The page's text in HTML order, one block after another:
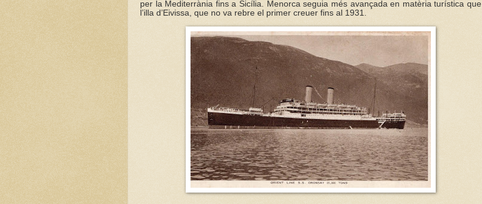
per la Mediterrània fins a Sicília. Menorca seguia més avançada en matèria turística que
l’illa d’Eivissa, que no va rebre el primer creuer fins al 1931.